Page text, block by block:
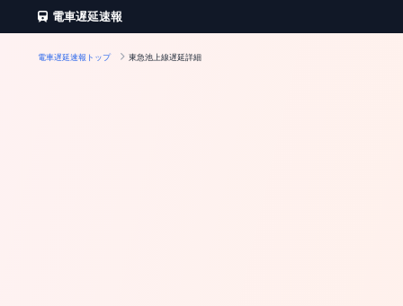
電車遅延速報
電車遅延速報トップ 東急池上線遅延詳細